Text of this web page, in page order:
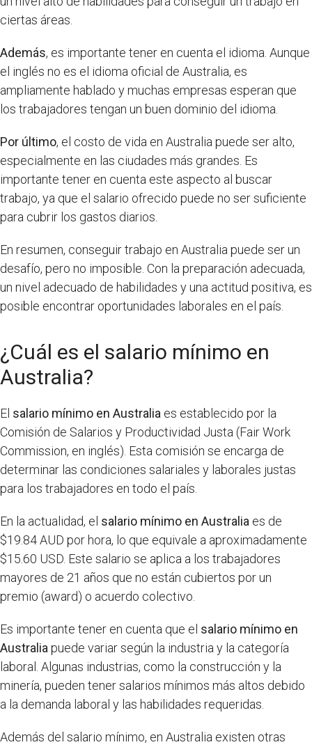
ciertas áreas.
Además, es importante tener en cuenta el idioma. Aunque
el inglés no es el idioma oficial de Australia, es
ampliamente hablado y muchas empresas esperan que
los trabajadores tengan un buen dominio del idioma.
Por último, el costo de vida en Australia puede ser alto,
especialmente en las ciudades más grandes. Es
importante tener en cuenta este aspecto al buscar
trabajo, ya que el salario ofrecido puede no ser suficiente
para cubrir los gastos diarios.
En resumen, conseguir trabajo en Australia puede ser un
desafío, pero no imposible. Con la preparación adecuada,
un nivel adecuado de habilidades y una actitud positiva, es
posible encontrar oportunidades laborales en el país.
¿Cuál es el salario mínimo en
Australia?
El salario mínimo en Australia es establecido por la
Comisión de Salarios y Productividad Justa (Fair Work
Commission, en inglés). Esta comisión se encarga de
determinar las condiciones salariales y laborales justas
para los trabajadores en todo el país.
En la actualidad, el salario mínimo en Australia es de
$19.84 AUD por hora, lo que equivale a aproximadamente
$15.60 USD. Este salario se aplica a los trabajadores
mayores de 21 años que no están cubiertos por un
premio (award) o acuerdo colectivo.
Es importante tener en cuenta que el salario mínimo en
Australia puede variar según la industria y la categoría
laboral. Algunas industrias, como la construcción y la
minería, pueden tener salarios mínimos más altos debido
a la demanda laboral y las habilidades requeridas.
Además del salario mínimo, en Australia existen otras